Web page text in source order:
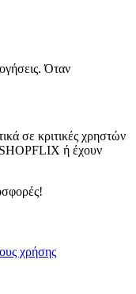
Όταν
σε κριτικές χρηστών
ή έχουν
χρήσης